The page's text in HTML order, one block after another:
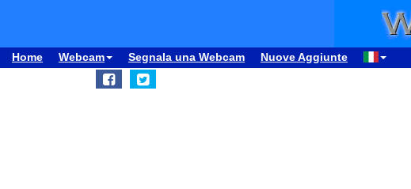
Home Webcam Segnala una Webcam Nuove Aggiunte